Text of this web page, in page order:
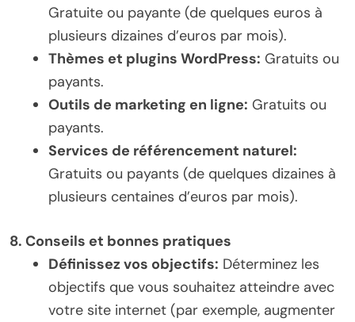
Gratuite ou payante (de quelques euros à
plusieurs dizaines d’euros par mois).
Thèmes et plugins WordPress: Gratuits ou
payants.
Outils de marketing en ligne: Gratuits ou
payants.
Services de référencement naturel:
Gratuits ou payants (de quelques dizaines à
plusieurs centaines d’euros par mois).
8. Conseils et bonnes pratiques
Définissez vos objectifs: Déterminez les
objectifs que vous souhaitez atteindre avec
votre site internet (par exemple, augmenter